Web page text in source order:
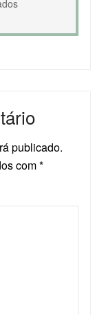
publicado.
com*